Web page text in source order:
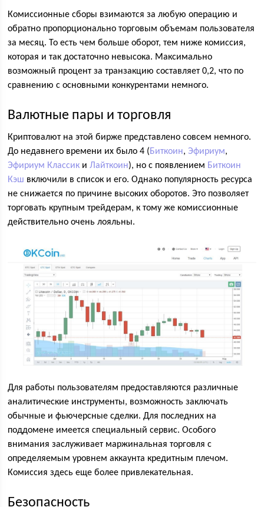
Комиссионные сборы взимаются за любую операцию и
обратно пропорционально торговым объемам пользователя
за месяц. То есть чем больше оборот, тем ниже комиссия,
которая и так достаточно невысока. Максимально
возможный процент за транзакцию составляет 0,2, что по
сравнению с основными конкурентами немного.
Валютные пары и торговля
Криптовалют на этой бирже представлено совсем немного.
До недавнего времени их было 4 (Биткоин,Эфириум,
Эфириум Классик иЛайткоин), но с появлением Биткоин
Кэш включили в список и его. Однако популярность ресурса
не снижается по причине высоких оборотов. Это позволяет
торговать крупным трейдерам, к тому же комиссионные
действительно очень лояльны.
Для работы пользователям предоставляются различные
аналитические инструменты, возможность заключать
обычные и фьючерсные сделки. Для последних на
поддомене имеется специальный сервис. Особого
внимания заслуживает маржинальная торговля с
определяемым уровнем аккаунта кредитным плечом.
Комиссия здесь еще более привлекательная.
Безопасность